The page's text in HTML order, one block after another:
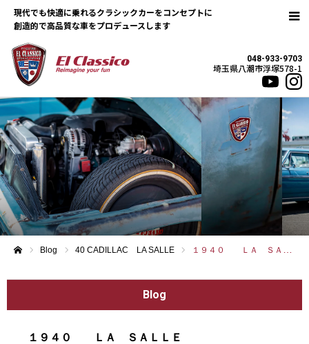
現代でも快適に乗れるクラシックカーをコンセプトに
048-933-9703
埼玉県八潮市浮塚578-1
Blog 40 CADILLAC LA SALLE １９４０ ＬＡ ＳＡＬＬＥ
Blog
１９４０ ＬＡ ＳＡＬＬＥ